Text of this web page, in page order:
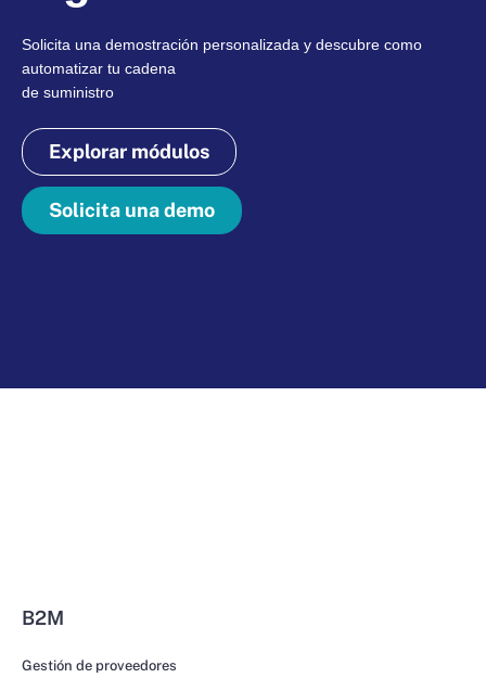
Solicita una demostración personalizada y descubre como
automatizar tu cadena
de suministro
Explorar módulos
Solicita una demo
B2M
Gestión de proveedores